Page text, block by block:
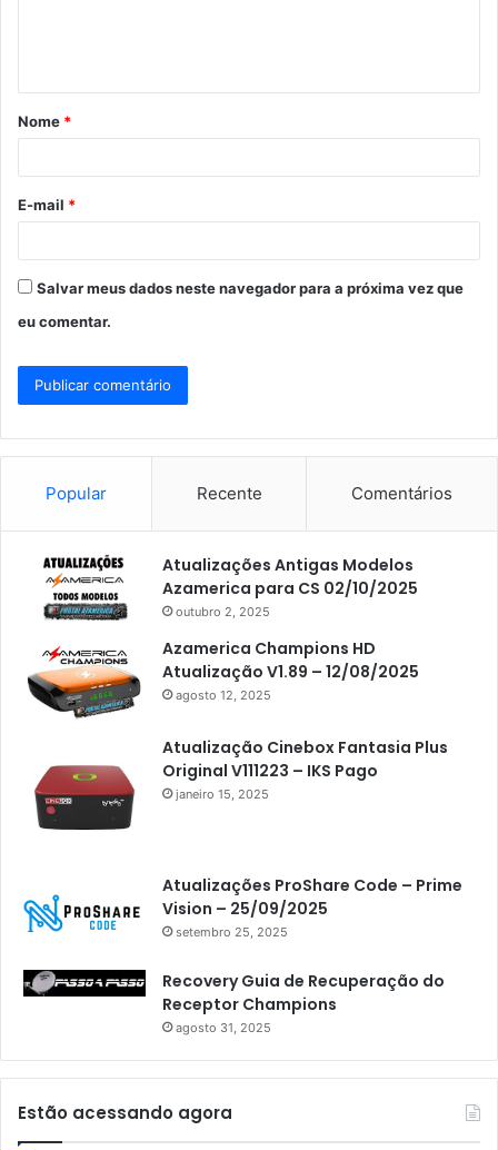
á
r
*
Nome *
E-mail *
Salvar meus dados neste navegador para a próxima vez que
eu comentar.
Popular Recente Comentários
Atualizações Antigas Modelos
Azamerica para CS 02/10/2025
outubro 2, 2025
Azamerica Champions HD
Atualização V1.89 – 12/08/2025
agosto 12, 2025
Atualização Cinebox Fantasia Plus
Original V111223 – IKS Pago
janeiro 15, 2025
Atualizações ProShare Code – Prime
Vision – 25/09/2025
setembro 25, 2025
Recovery Guia de Recuperação do
Receptor Champions
agosto 31, 2025
Estão acessando agora